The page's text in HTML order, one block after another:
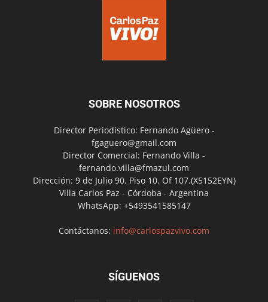
SOBRE NOSOTROS
Director Periodístico: Fernando Agüero -
fgaguero@gmail.com
Director Comercial: Fernando Villa -
fernando.villa@fmazul.com
Dirección: 9 de Julio 90. Piso 10. Of 107.(X5152EYN)
Villa Carlos Paz - Córdoba - Argentina
WhatsApp: +5493541585147
Contáctanos: info@carlospazvivo.com
SÍGUENOS